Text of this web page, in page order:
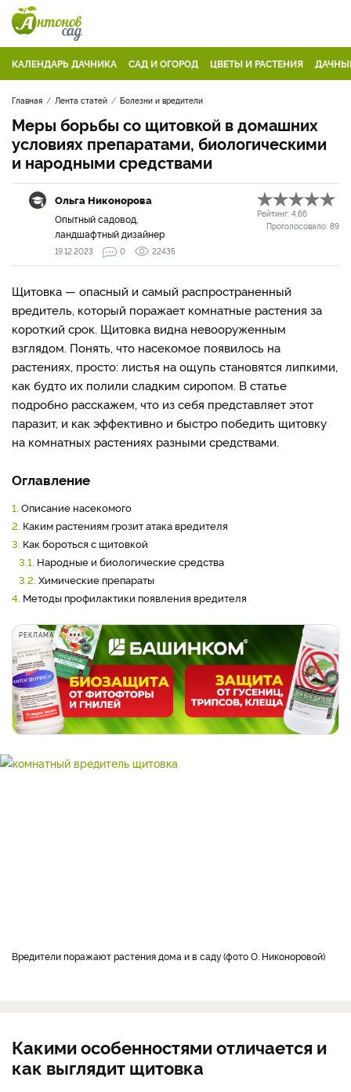
КАЛЕНДАРЬ ДАЧНИКА САД И ОГОРОД ЦВЕТЫ И РАСТЕНИЯ
Главная Лента статей Болезни и вредители
Меры борьбы со щитовкой в домашних
условиях препаратами, биологическими
и народными средствами
Ольга Никонорова
Опытный садовод,
ландшафтный дизайнер
Рейтинг: 4.66
Проголосовало: 89
19.12.2023 0 22435
Щитовка — опасный и самый распространенный
вредитель, который поражает комнатные растения за
короткий срок. Щитовка видна невооруженным
взглядом. Понять, что насекомое появилось на
растениях, просто: листья на ощупь становятся липкими,
как будто их полили сладким сиропом. В статье
подробно расскажем, что из себя представляет этот
паразит, и как эффективно и быстро победить щитовку
на комнатных растениях разными средствами.
Оглавление
1. Описание насекомого
2. Каким растениям грозит атака вредителя
3. Как бороться с щитовкой
3.1. Народные и биологические средства
3.2. Химические препараты
4. Методы профилактики появления вредителя
РЕКЛАМА
Вредители поражают растения дома и в саду фото О. Никоноровой
Какими особенностями отличается и
как выглядит щитовка